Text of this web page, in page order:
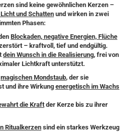
sind keine gewöhnlichen Kerzen –
und Schatten und wirken in zwei
Phasen:
Blockaden, negative Energien, Flüche
– kraftvoll, tief und endgültig.
dein Wunsch in die Realisierung, frei von
Lichtkraft unterstützt.
magischen Mondstaub, der sie
und ihre Wirkung energetisch im Wachs
die Kraftder Kerze bis zu ihrer
Ritualkerzen sind ein starkes Werkzeug